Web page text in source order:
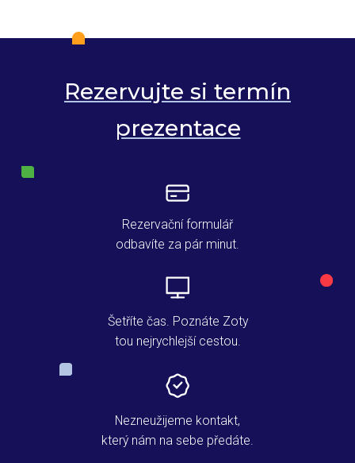
Rezervujte si termín
prezentace
Rezervační formulář
odbavíte za pár minut.
Šetříte čas. Poznáte Zoty
tou nejrychlejší cestou.
Nezneužijeme kontakt,
který nám na sebe předáte.